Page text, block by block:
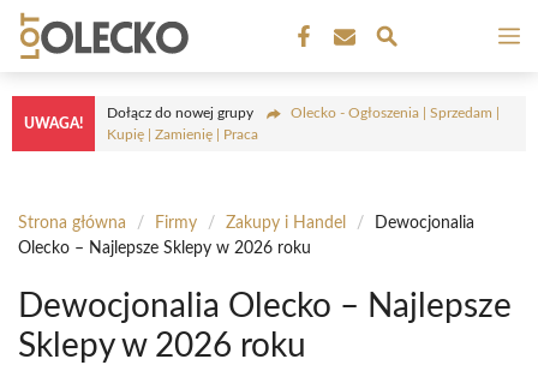
Przejdź
treści
UWAGA!
Dołącz do nowej grupy
Olecko - Ogłoszenia | Sprzedam |
Kupię | Zamienię | Praca
Strona główna / Firmy / Zakupy i Handel /
Dewocjonalia
Olecko – Najlepsze Sklepy w 2026 roku
Dewocjonalia Olecko – Najlepsze
Sklepy w 2026 roku